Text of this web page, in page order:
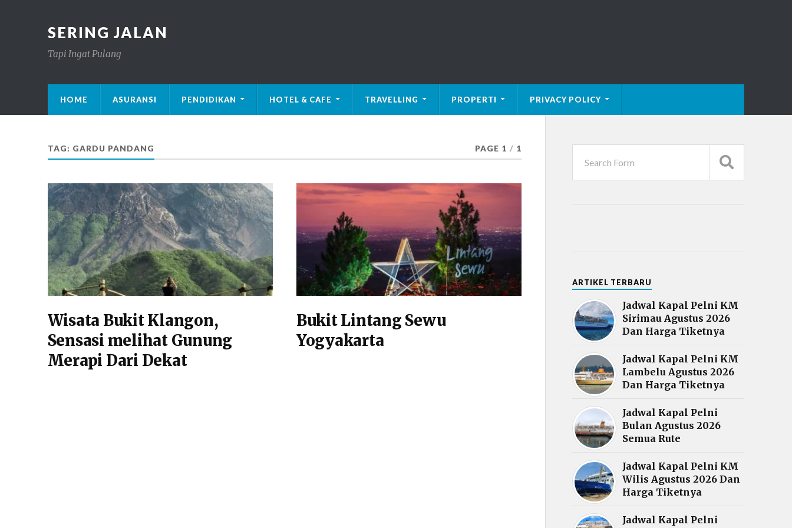
SERING JALAN
Tapi Ingat Pulang
HOME ASURANSI PENDIDIKAN HOTEL & CAFE TRAVELLING PROPERTI PRIVACY POLICY
TAG: GARDU PANDANG PAGE 1 / 1
Wisata Bukit Klangon,
Sensasi melihat Gunung
Merapi Dari Dekat
Bukit Lintang Sewu
Yogyakarta
ARTIKEL TERBARU
Jadwal Kapal Pelni KM
Sirimau Agustus 2026
Dan Harga Tiketnya
Jadwal Kapal Pelni KM
Lambelu Agustus 2026
Dan Harga Tiketnya
Jadwal Kapal Pelni
Bulan Agustus 2026
Semua Rute
Jadwal Kapal Pelni KM
Wilis Agustus 2026 Dan
Harga Tiketnya
Jadwal Kapal Pelni